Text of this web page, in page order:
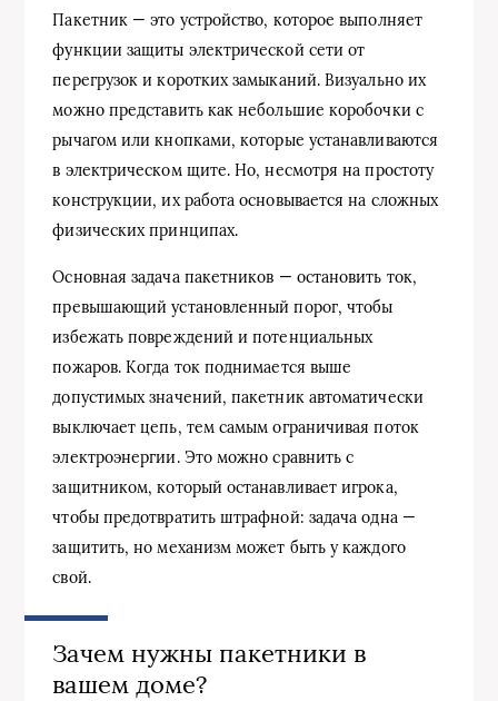
Пакетник — это устройство, которое выполняет
функции защиты электрической сети от
перегрузок и коротких замыканий. Визуально их
можно представить как небольшие коробочки с
рычагом или кнопками, которые устанавливаются
в электрическом щите. Но, несмотря на простоту
конструкции, их работа основывается на сложных
физических принципах.
Основная задача пакетников — остановить ток,
превышающий установленный порог, чтобы
избежать повреждений и потенциальных
пожаров. Когда ток поднимается выше
допустимых значений, пакетник автоматически
выключает цепь, тем самым ограничивая поток
электроэнергии. Это можно сравнить с
защитником, который останавливает игрока,
чтобы предотвратить штрафной: задача одна —
защитить, но механизм может быть у каждого
свой.
Зачем нужны пакетники в
вашем доме?